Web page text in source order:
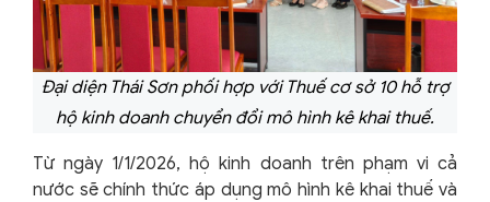
Đại diện Thái Sơn phối hợp với Thuế cơ sở 10 hỗ trợ
hộ kinh doanh chuyển đổi mô hình kê khai thuế.
Từ ngày 1/1/2026, hộ kinh doanh trên phạm vi cả
nước sẽ chính thức áp dụng mô hình kê khai thuế và